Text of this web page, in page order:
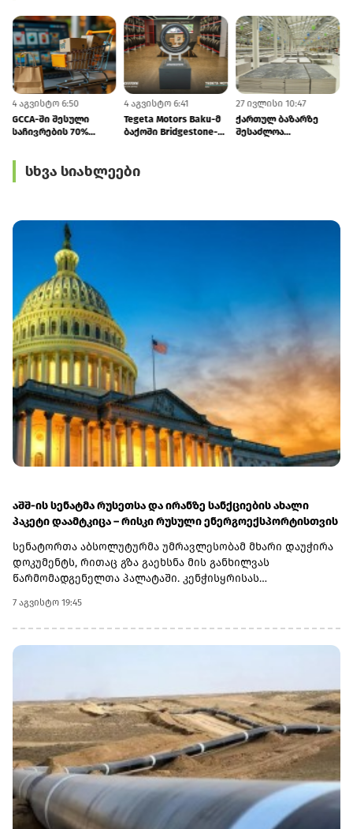
4 აგვისტო 6:50
GCCA-ში შესული
საჩივრების 70%
4 აგვისტო 6:41
Tegeta Motors Baku-მ
ბაქოში Bridgestone-
27 ივლისი 10:47
ქართულ ბაზარზე
შესაძლოა
სხვა სიახლეები
აშშ-ის სენატმა რუსეთსა და ირანზე სანქციების ახალი
პაკეტი დაამტკიცა – რისკი რუსული ენერგოექსპორტისთვის
სენატორთა აბსოლუტურმა უმრავლესობამ მხარი დაუჭირა
დოკუმენტს, რითაც გზა გაეხსნა მის განხილვას
წარმომადგენელთა პალატაში. კენჭისყრისას
წინააღმდეგ კანონპროექტზე, სახელწოდებით „ლინდსი ო.
გრემის 2026 წლის სანქციების აქტი რუსეთისა და ირანის
წინააღმდეგ“. საბოლოო დათვლით შედეგი 86 ხმა 11-ის
აშშ-ის პრეზიდენტმა დონალდ ტრამპმა უნდა მოაწეროს
ხელი. უცნობია, როდის განიხილავს კანონპროექტს
პალატა.კანონპროექტის ინიციატორად დასახელებულია
სენატორი ლინდსი გრემი, რომელიც 2026 წლის 11 ივლისს
გარდაიცვალა. „ეს კანონი პუტინს მტკივნეულ ადგილზე
ურტყამს“, - განაცხადა მისმა დამ დარლინ გრემ ნორდონმა,
რომელმაც სენატში მისი ადგილი დაიკავა.„დღეს ზელენსკი
ამას უკრაინიდან აკვირდება, ხოლო პუტინი - მოსკოვიდან“,
- განაცხადა სენატორმა რიჩარდ ბლუმენთალმა,
7 აგვისტო 19:45